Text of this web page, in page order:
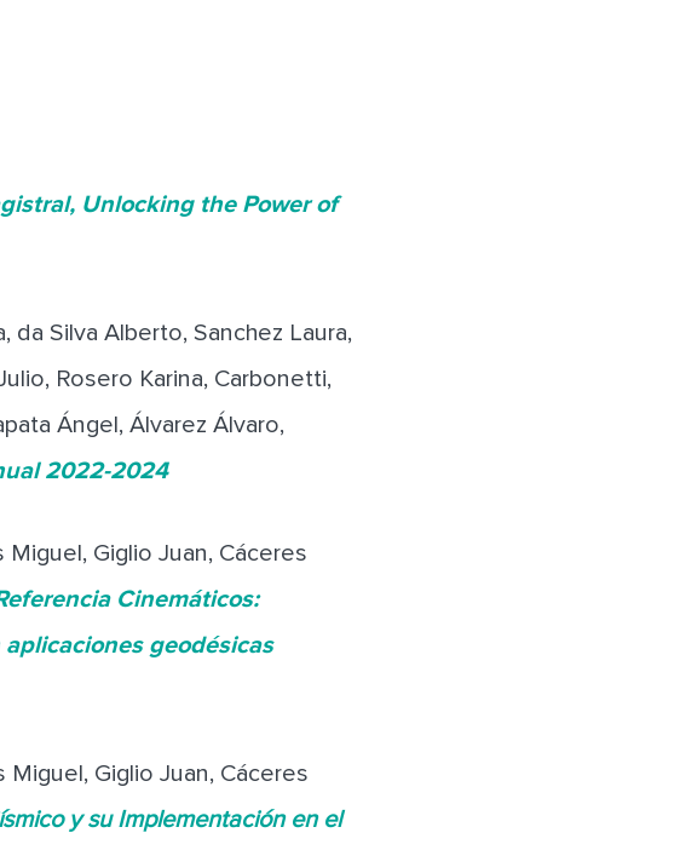
Unlocking the Power of
da Silva Alberto, Sanchez Laura,
Rosero Karina, Carbonetti,
Ángel, Álvarez Álvaro,
2022-2024
Giglio Juan, Cáceres
Cinemáticos:
geodésicas
Giglio Juan, Cáceres
y su Implementación en el